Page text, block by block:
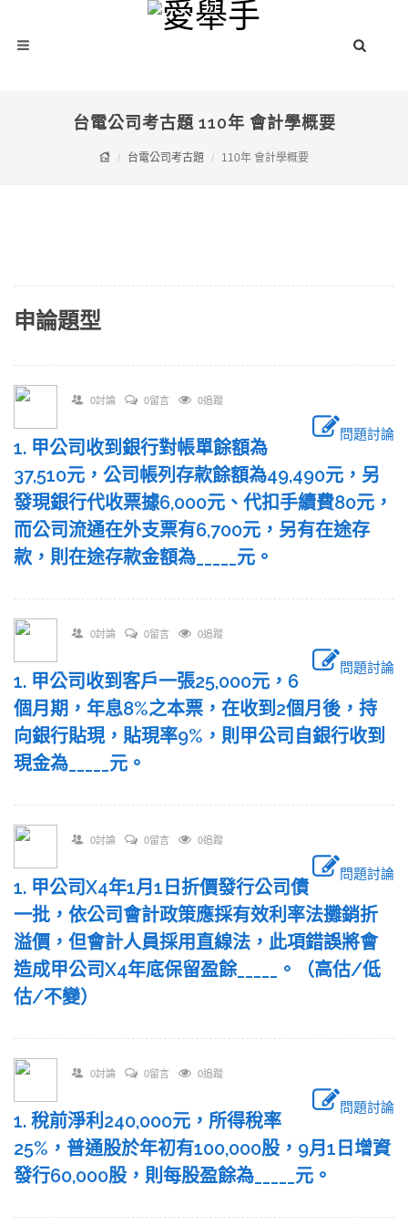
台電公司考古題 110年 會計學概要
台電公司考古題 110年 會計學概要
申論題型
0討論 0留言 0追蹤
問題討論
1. 甲公司收到銀行對帳單餘額為
37,510元，公司帳列存款餘額為49,490元，另
發現銀行代收票據6,000元、代扣手續費80元，
而公司流通在外支票有6,700元，另有在途存
款，則在途存款金額為_____元。
0討論 0留言 0追蹤
問題討論
1. 甲公司收到客戶一張25,000元，6
個月期，年息8%之本票，在收到2個月後，持
向銀行貼現，貼現率9%，則甲公司自銀行收到
現金為_____元。
0討論 0留言 0追蹤
問題討論
1. 甲公司X4年1月1日折價發行公司債
一批，依公司會計政策應採有效利率法攤銷折
溢價，但會計人員採用直線法，此項錯誤將會
造成甲公司X4年底保留盈餘_____。（高估/低
估/不變）
0討論 0留言 0追蹤
問題討論
1. 稅前淨利240,000元，所得稅率
25%，普通股於年初有100,000股，9月1日增資
發行60,000股，則每股盈餘為_____元。